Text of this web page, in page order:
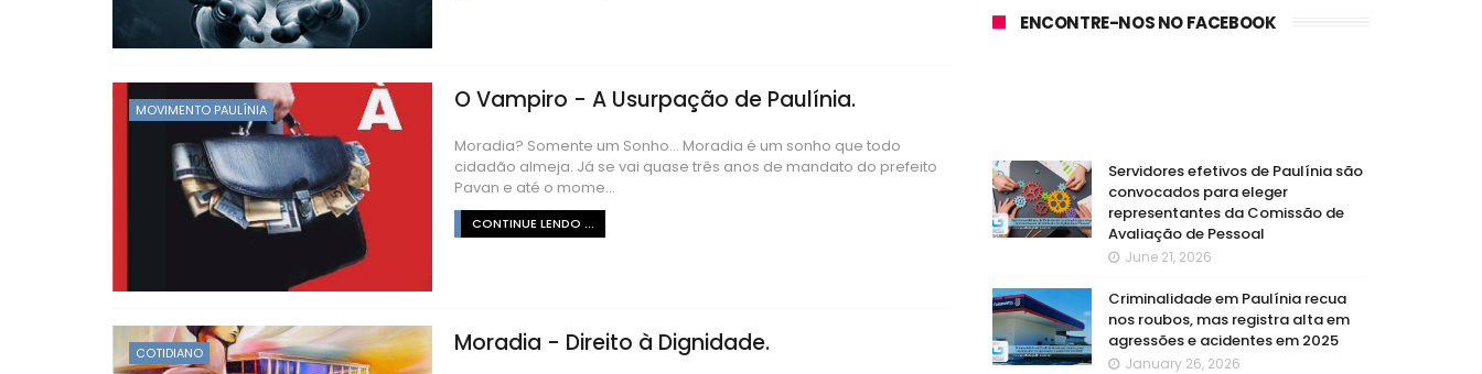
MOVIMENTO PAULÍNIA O Vampiro - A Usurpação de Paulínia.
Moradia? Somente um Sonho... Moradia é um sonho que todo
cidadão almeja. Já se vai quase três anos de mandato do prefeito
Pavan e até o mome...
CONTINUE LENDO ...
COTIDIANO Moradia - Direito à Dignidade.
ENCONTRE-NOS NO FACEBOOK
Servidores efetivos de Paulínia são
convocados para eleger
representantes da Comissão de
Avaliação de Pessoal
June 21, 2026
Criminalidade em Paulínia recua
nos roubos, mas registra alta em
agressões e acidentes em 2025
January 26, 2026